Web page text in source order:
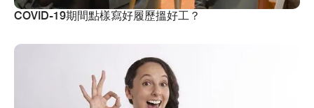
COVID-19期間點樣寫好履歷搵好工？